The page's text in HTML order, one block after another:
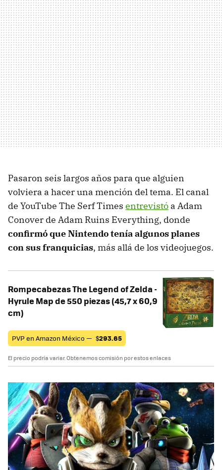
Pasaron seis largos años para que alguien
volviera a hacer una mención del tema. El canal
de YouTube The Serf Times entrevistó a Adam
Conover de Adam Ruins Everything, donde
confirmó que Nintendo tenía algunos planes
con sus franquicias, más allá de los videojuegos.
Rompecabezas The Legend of Zelda -
Hyrule Map de 550 piezas (45,7 x 60,9
cm)
PVP en Amazon México — $293.65
El precio podría variar. Obtenemos comisión por estos enlaces